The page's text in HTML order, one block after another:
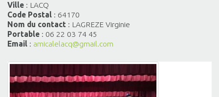
Ville : LACQ
Code Postal : 64170
Nom du contact : LAGREZE Virginie
Portable : 06 22 03 74 45
Email : amicalelacq@gmail.com